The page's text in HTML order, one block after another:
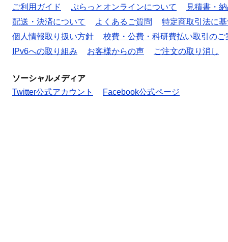
ご利用ガイド
ぷらっとオンラインについて
見積書・
配送・決済について
よくあるご質問
特定商取引法に
個人情報取り扱い方針
校費・公費・科研費払い取引のご
IPv6への取り組み
お客様からの声 ご注文の取り消し
ソーシャルメディア
Twitter公式アカウント
Facebook公式ページ